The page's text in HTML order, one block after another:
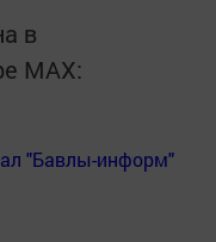
в
MАХ:
"Бавлы-информ"